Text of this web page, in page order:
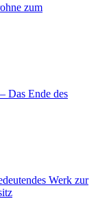
zum
Das Ende des
Werk zur